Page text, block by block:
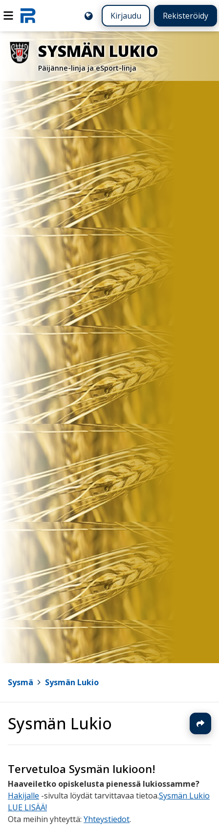
Kirjaudu Rekisteröidy
SYSMÄN LUKIO
Päijänne-linja ja eSport-linja
Sysmä Sysmän Lukio
Sysmän Lukio
Tervetuloa Sysmän lukioon!
Haaveiletko opiskelusta pienessä lukiossamme?
Hakijalle ​ -sivulta löydät tarvittavaa tietoa.Sysmän Lukio
LUE LISÄÄ!
Ota meihin yhteyttä: Yhteystiedot​.